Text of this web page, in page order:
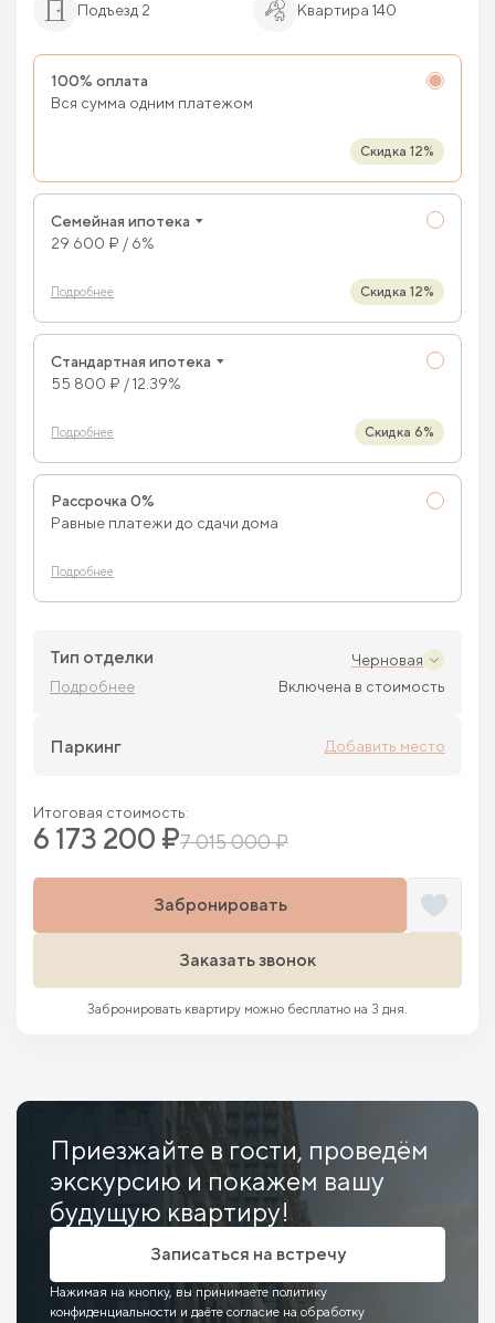
Подъезд 2 Квартира 140
100% оплата
Вся сумма одним платежом
Скидка 12%
Семейная ипотека
29 600 ₽ / 6%
Подробнее Скидка 12%
Стандартная ипотека
55 800 ₽ / 12.39%
Подробнее Скидка 6%
Рассрочка 0%
Равные платежи до сдачи дома
Подробнее
Тип отделки
Черновая
Подробнее
Включена в стоимость
Паркинг Добавить место
Итоговая стоимость:
6 173 200 ₽7 015 000 ₽
Забронировать
Заказать звонок
Забронировать квартиру можно бесплатно на 3 дня.
Приезжайте в гости, проведём
экскурсию и покажем вашу
будущую квартиру!
Записаться на встречу
Нажимая на кнопку, вы принимаете политику
конфиденциальности и даёте согласие на обработку